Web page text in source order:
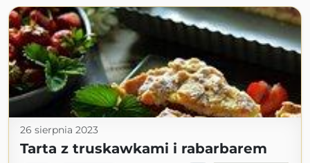
26 sierpnia 2023
Tarta z truskawkami i rabarbarem